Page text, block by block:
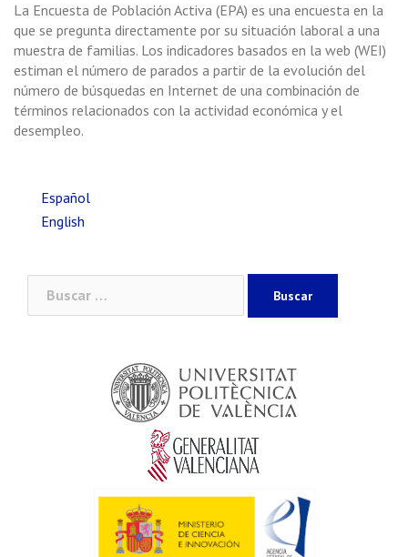
La Encuesta de Población Activa (EPA) es una encuesta en la
que se pregunta directamente por su situación laboral a una
muestra de familias. Los indicadores basados en la web (WEI)
estiman el número de parados a partir de la evolución del
número de búsquedas en Internet de una combinación de
términos relacionados con la actividad económica y el
desempleo.
Español
English